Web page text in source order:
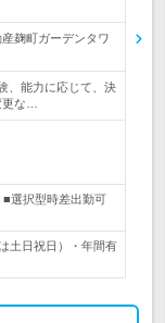
麹町ガーデンタワ
、能力に応じて、決
な…
■選択型時差出勤可
土日祝日）・年間有